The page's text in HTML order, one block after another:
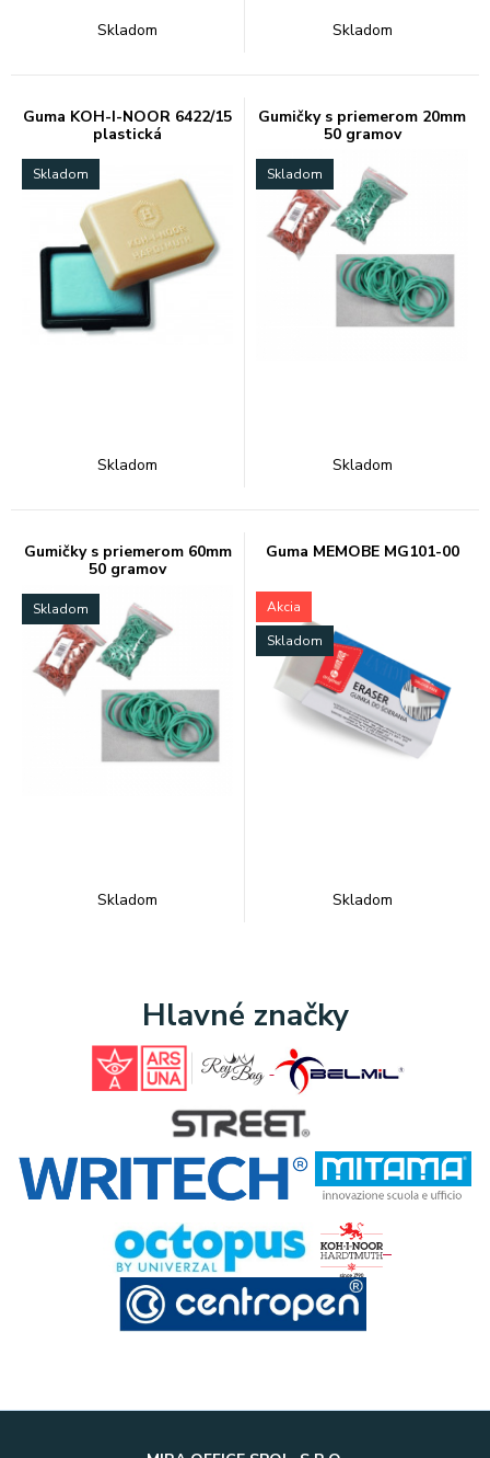
Skladom Skladom
Guma KOH-I-NOOR 6422/15
plastická
Skladom
Skladom
Gumičky s priemerom 20mm
50 gramov
Skladom
Skladom
Gumičky s priemerom 60mm
50 gramov
Skladom
Skladom
Guma MEMOBE MG101-00
Akcia
Skladom
Skladom
Hlavné značky